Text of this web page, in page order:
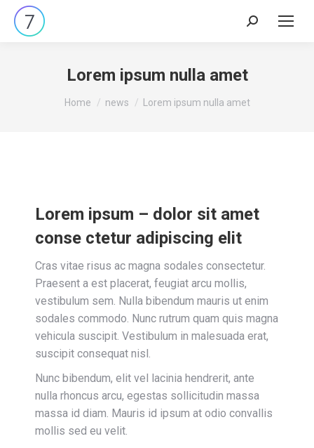
Lorem ipsum nulla amet
You are here:
Home news Lorem ipsum nulla amet
Lorem ipsum – dolor sit amet
conse ctetur adipiscing elit
Cras vitae risus ac magna sodales consectetur.
Praesent a est placerat, feugiat arcu mollis,
vestibulum sem. Nulla bibendum mauris ut enim
sodales commodo. Nunc rutrum quam quis magna
vehicula suscipit. Vestibulum in malesuada erat,
suscipit consequat nisl.
Nunc bibendum, elit vel lacinia hendrerit, ante
nulla rhoncus arcu, egestas sollicitudin massa
massa id diam. Mauris id ipsum at odio convallis
mollis sed eu velit.